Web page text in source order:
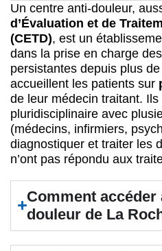
Un centre anti-douleur,
d’Évaluation et de
(CETD), est un
dans la prise en charge des
persistantes depuis plus
accueillent les patients sur
de leur médecin traitant.
pluridisciplinaire avec
(médecins, infirmiers,
diagnostiquer et traiter les
n’ont pas répondu aux
Comment accéder
douleur de La